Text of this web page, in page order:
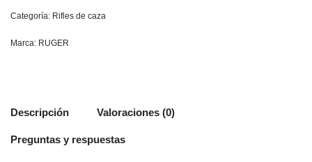
Categoría: Rifles de caza
Marca: RUGER
Descripción Valoraciones (0)
Preguntas y respuestas